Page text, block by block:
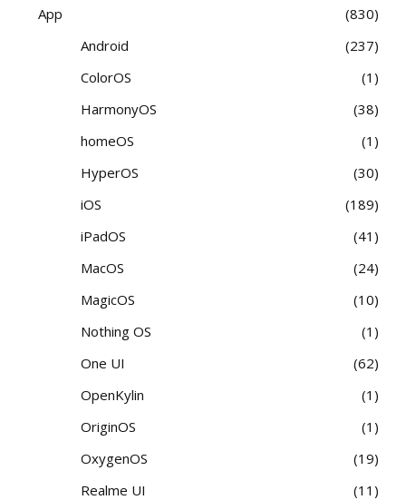
App
830
Android
237
ColorOS
1
HarmonyOS
38
homeOS
1
HyperOS
30
iOS
189
iPadOS
41
MacOS
24
MagicOS
10
Nothing OS
1
One UI
62
OpenKylin
1
OriginOS
1
OxygenOS
19
Realme UI
11